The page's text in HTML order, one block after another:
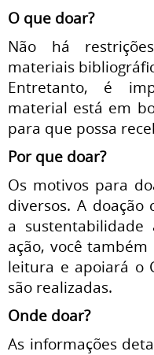
O que doar?
Não há
materiais
Entretanto, é
material está em
para que possa
Por que doar?
Os motivos para
diversos. A
a sustentabilidade
ação, você também
leitura e apoiará o
são realizadas.
Onde doar?
As informações